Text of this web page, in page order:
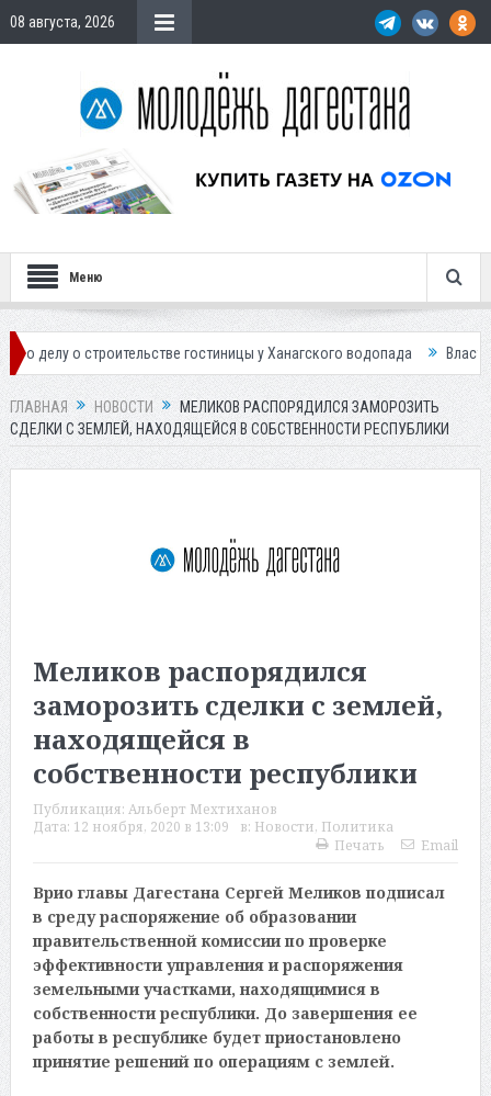
08 августа, 2026
Меню
гостиницы у Ханагского водопада Власти Махачкалы
ГЛАВНАЯ НОВОСТИ
МЕЛИКОВ РАСПОРЯДИЛСЯ ЗАМОРОЗИТЬ
СДЕЛКИ С ЗЕМЛЕЙ, НАХОДЯЩЕЙСЯ В СОБСТВЕННОСТИ РЕСПУБЛИКИ
Меликов распорядился
заморозить сделки с землей,
находящейся в
собственности республики
Публикация: Альберт Мехтиханов
Дата: 12 ноября, 2020 в 13:09 в: Новости, Политика
Печать
Email
Врио главы Дагестана Сергей Меликов подписал
в среду распоряжение об образовании
правительственной комиссии по проверке
эффективности управления и распоряжения
земельными участками, находящимися в
собственности республики. До завершения ее
работы в республике будет приостановлено
принятие решений по операциям с землей.